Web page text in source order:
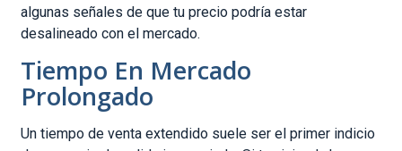
algunas señales de que tu precio podría estar
desalineado con el mercado.
Tiempo En Mercado
Prolongado
Un tiempo de venta extendido suele ser el primer indicio